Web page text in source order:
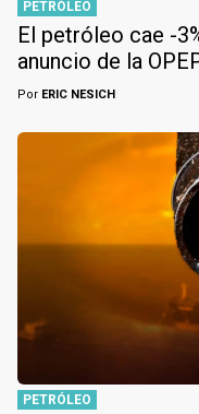
PETRÓLEO
El petróleo cae -
anuncio de la
Por ERIC NESICH
PETRÓLEO